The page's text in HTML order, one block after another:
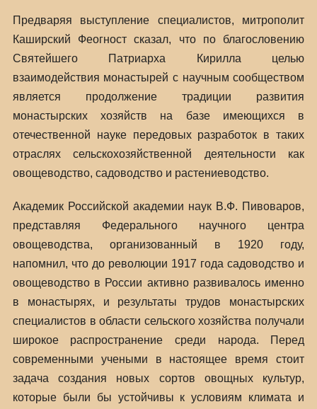
Предваряя выступление специалистов, митрополит
Каширский Феогност сказал, что по благословению
Святейшего Патриарха Кирилла целью
взаимодействия монастырей с научным сообществом
является продолжение традиции развития
монастырских хозяйств на базе имеющихся в
отечественной науке передовых разработок в таких
отраслях сельскохозяйственной деятельности как
овощеводство, садоводство и растениеводство.
Академик Российской академии наук В.Ф. Пивоваров,
представляя Федерального научного центра
овощеводства, организованный в 1920 году,
напомнил, что до революции 1917 года садоводство и
овощеводство в России активно развивалось именно
в монастырях, и результаты трудов монастырских
специалистов в области сельского хозяйства получали
широкое распространение среди народа. Перед
современными учеными в настоящее время стоит
задача создания новых сортов овощных культур,
которые были бы устойчивы к условиям климата и